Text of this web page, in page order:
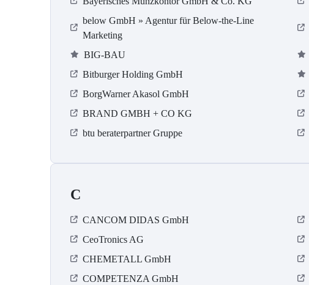
below GmbH » Agentur für Below-the-Line
Marketing
BIG-BAU
Bitburger Holding GmbH
BorgWarner Akasol GmbH
BRAND GMBH + CO KG
btu beraterpartner Gruppe
C
CANCOM DIDAS GmbH
CeoTronics AG
CHEMETALL GmbH
COMPETENZA GmbH